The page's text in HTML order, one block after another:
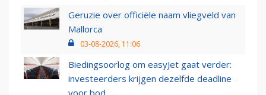
Geruzie over officiële naam vliegveld van
Mallorca
03-08-2026, 11:06
Biedingsoorlog om easyJet gaat verder:
investeerders krijgen dezelfde deadline
voor bod